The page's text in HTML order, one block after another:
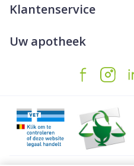
Klantenservice
Uw apotheek